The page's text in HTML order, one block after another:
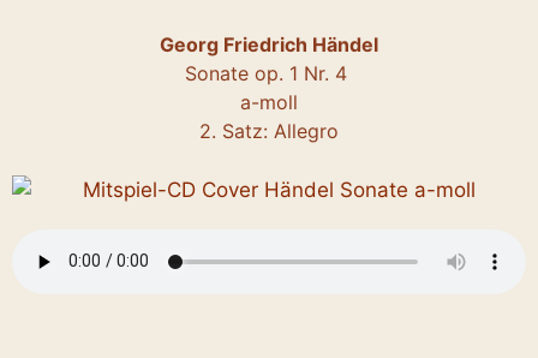
Georg Friedrich Händel
Sonate op. 1 Nr. 4
a-moll
2. Satz: Allegro